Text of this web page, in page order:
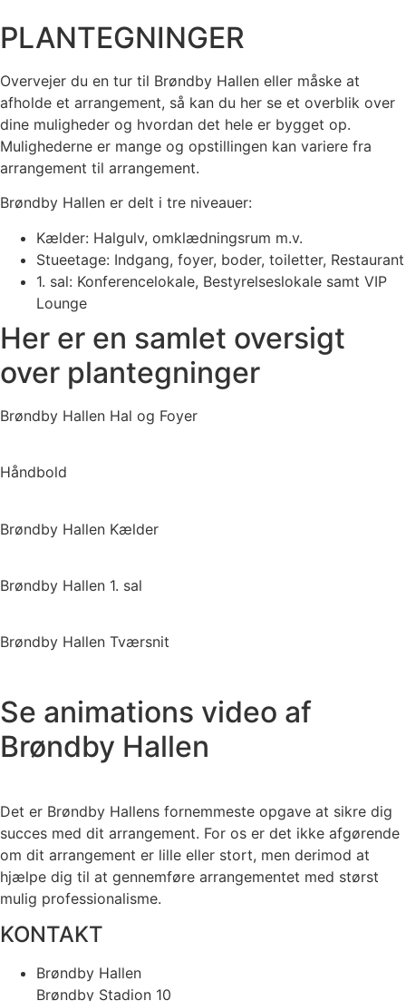
PLANTEGNINGER
Overvejer du en tur til Brøndby Hallen eller måske at
afholde et arrangement, så kan du her se et overblik over
dine muligheder og hvordan det hele er bygget op.
Mulighederne er mange og opstillingen kan variere fra
arrangement til arrangement.
Brøndby Hallen er delt i tre niveauer:
Kælder: Halgulv, omklædningsrum m.v.
Stueetage: Indgang, foyer, boder, toiletter, Restaurant
1. sal: Konferencelokale, Bestyrelseslokale samt VIP
Lounge
Her er en samlet oversigt
over plantegninger
Brøndby Hallen Hal og Foyer
Håndbold
Brøndby Hallen Kælder
Brøndby Hallen 1. sal
Brøndby Hallen Tværsnit
Se animations video af
Brøndby Hallen
Det er Brøndby Hallens fornemmeste opgave at sikre dig
succes med dit arrangement. For os er det ikke afgørende
om dit arrangement er lille eller stort, men derimod at
hjælpe dig til at gennemføre arrangementet med størst
mulig professionalisme.
KONTAKT
Brøndby Hallen
Brøndby Stadion 10